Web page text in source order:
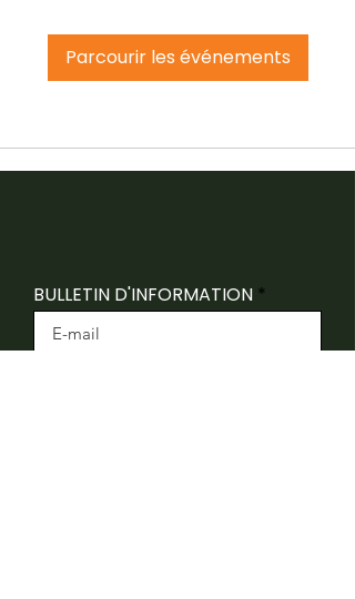
Parcourir les événements
BULLETIN D'INFORMATION